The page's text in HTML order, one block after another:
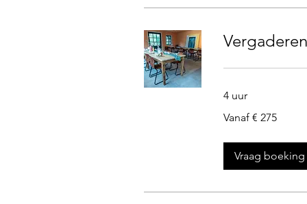
4 uur
275
Vanaf € 275
Vraag boeking